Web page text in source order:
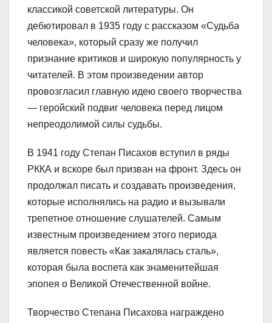
классикой советской литературы. Он
дебютировал в 1935 году с рассказом «Судьба
человека», который сразу же получил
признание критиков и широкую популярность у
читателей. В этом произведении автор
провозгласил главную идею своего творчества
— геройский подвиг человека перед лицом
непреодолимой силы судьбы.
В 1941 году Степан Писахов вступил в ряды
РККА и вскоре был призван на фронт. Здесь он
продолжал писать и создавать произведения,
которые исполнялись на радио и вызывали
трепетное отношение слушателей. Самым
известным произведением этого периода
является повесть «Как закалялась сталь»,
которая была воспета как знаменитейшая
эпопея о Великой Отечественной войне.
Творчество Степана Писахова награждено